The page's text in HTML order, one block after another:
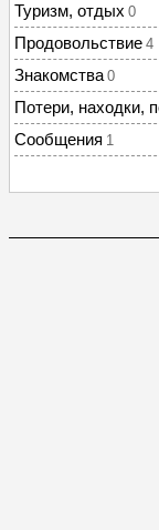
Туризм, отдых 0
Продовольствие 4
Знакомства 0
Потери, находки,
Сообщения 1